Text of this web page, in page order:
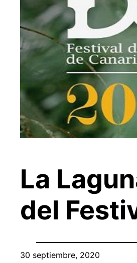
La
del
30 septiembre, 2020